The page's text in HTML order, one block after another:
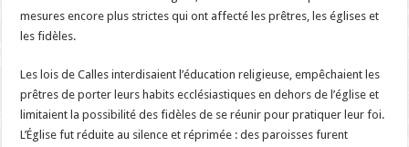
mesures encore plus strictes qui ont affecté les prêtres, les églises et
les fidèles.
Les lois de Calles interdisaient l’éducation religieuse, empêchaient les
prêtres de porter leurs habits ecclésiastiques en dehors de l’église et
limitaient la possibilité des fidèles de se réunir pour pratiquer leur foi.
L’Église fut réduite au silence et réprimée : des paroisses furent